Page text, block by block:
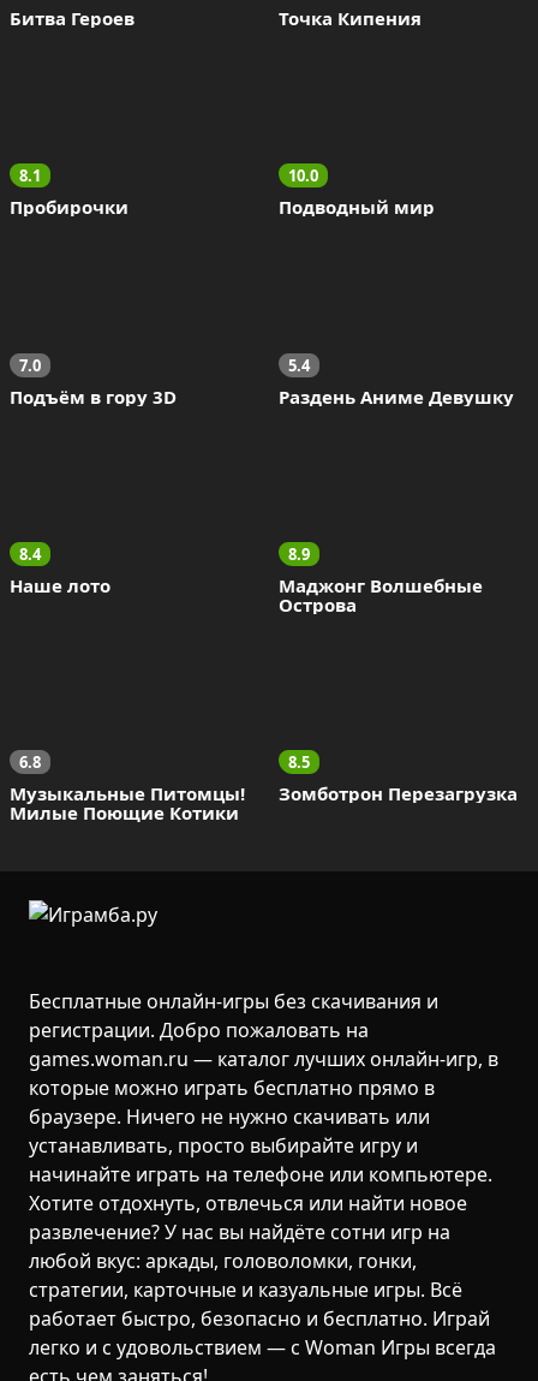
Битва Героев Точка Кипения
8.1
Пробирочки
10.0
Подводный мир
7.0
Подъём в гору 3D
5.4
Раздень Аниме Девушку
8.4
Наше лото
8.9
Маджонг Волшебные
Острова
6.8
Музыкальные Питомцы!
Милые Поющие Котики
8.5
Зомботрон Перезагрузка
Бесплатные онлайн-игры без скачивания и
регистрации. Добро пожаловать на
games.woman.ru — каталог лучших онлайн-игр, в
которые можно играть бесплатно прямо в
браузере. Ничего не нужно скачивать или
устанавливать, просто выбирайте игру и
начинайте играть на телефоне или компьютере.
Хотите отдохнуть, отвлечься или найти новое
развлечение? У нас вы найдёте сотни игр на
любой вкус: аркады, головоломки, гонки,
стратегии, карточные и казуальные игры. Всё
работает быстро, безопасно и бесплатно. Играй
легко и с удовольствием — с Woman Игры всегда